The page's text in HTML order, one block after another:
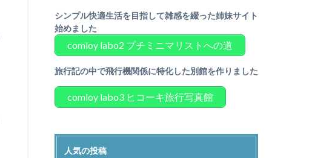
シンプル快適生活を目指して雑感を綴った姉妹サイト
始めました
comloy labo2 プチミニマリストへの道
旅行記の中で飛行機関係に特化した別館を作りました
comloy labo3 ヒコーキ旅行写真館
人気の投稿